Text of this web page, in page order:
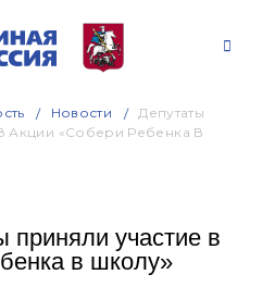
Новости
Депутаты
Акции «Собери Ребенка В
приняли участие в
в школу»